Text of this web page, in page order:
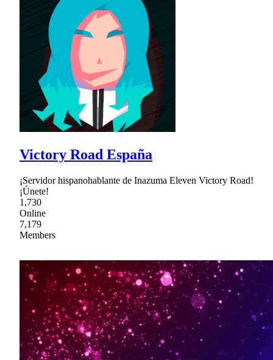
Victory Road España
¡Servidor hispanohablante de Inazuma Eleven Victory Road!
¡Únete!
1,730
Online
7,179
Members